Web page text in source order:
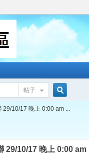
帖子
搜
索
29/10/17 晚上 0:00 am ...
29/10/17 晚上 0:00 am